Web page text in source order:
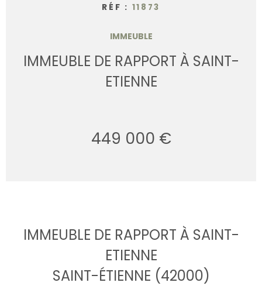
RÉF : 11873
IMMEUBLE
IMMEUBLE DE RAPPORT À SAINT-
ETIENNE
449 000 €
IMMEUBLE DE RAPPORT À SAINT-
ETIENNE
SAINT-ÉTIENNE (42000)